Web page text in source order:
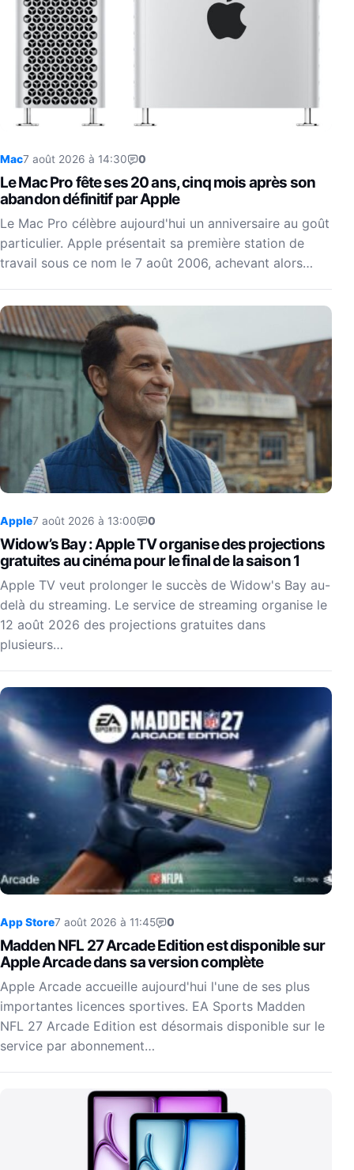
Mac7 août 2026 à 14:30 0
Le Mac Pro fête ses 20 ans, cinq mois après son
abandon définitif par Apple
Le Mac Pro célèbre aujourd'hui un anniversaire au goût
particulier. Apple présentait sa première station de
travail sous ce nom le 7 août 2006, achevant alors…
Apple7 août 2026 à 13:00 0
Widow’s Bay : Apple TV organise des projections
gratuites au cinéma pour le final de la saison 1
Apple TV veut prolonger le succès de Widow's Bay au-
delà du streaming. Le service de streaming organise le
12 août 2026 des projections gratuites dans
plusieurs…
App Store7 août 2026 à 11:45 0
Madden NFL 27 Arcade Edition est disponible sur
Apple Arcade dans sa version complète
Apple Arcade accueille aujourd'hui l'une de ses plus
importantes licences sportives. EA Sports Madden
NFL 27 Arcade Edition est désormais disponible sur le
service par abonnement…